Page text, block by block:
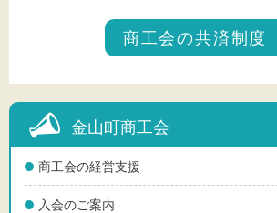
金山町商工会
商工会の経営支援
入会のご案内
商工会の共済制度